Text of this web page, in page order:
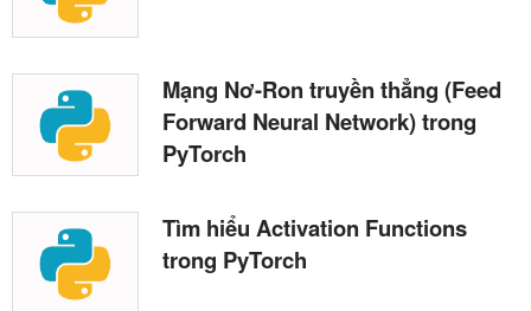
Mạng Nơ-Ron truyền thẳng (Feed
Forward Neural Network) trong
PyTorch
Tìm hiểu Activation Functions
trong PyTorch